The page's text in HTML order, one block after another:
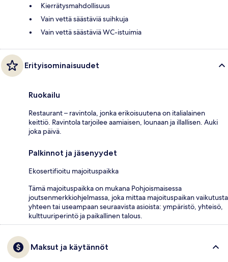
Kierrätysmahdollisuus
Vain vettä säästäviä suihkuja
Vain vettä säästäviä WC-istuimia
Erityisominaisuudet
Ruokailu
Restaurant – ravintola, jonka erikoisuutena on italialainen
keittiö. Ravintola tarjoilee aamiaisen, lounaan ja illallisen. Auki
joka päivä.
Palkinnot ja jäsenyydet
Ekosertifioitu majoituspaikka
Tämä majoituspaikka on mukana Pohjoismaisessa
joutsenmerkkiohjelmassa, joka mittaa majoituspaikan vaikutusta
yhteen tai useampaan seuraavista asioista: ympäristö, yhteisö,
kulttuuriperintö ja paikallinen talous.
Maksut ja käytännöt